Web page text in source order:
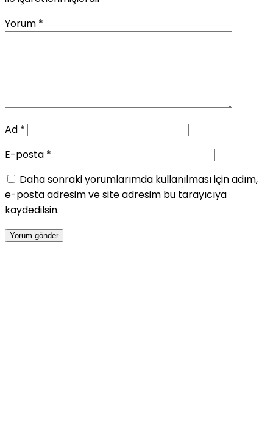
Yorum *
Ad *
E-posta *
Daha sonraki yorumlarımda kullanılması için adım,
e-posta adresim ve site adresim bu tarayıcıya
kaydedilsin.